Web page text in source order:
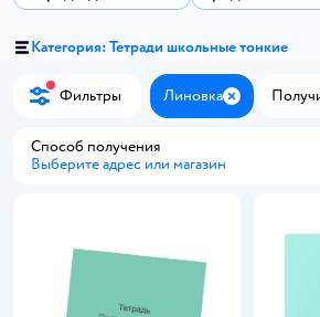
Категория: Тетради школьные тонкие
Фильтры Линовка Закрыть
Способ получения
Выберите адрес или магазин